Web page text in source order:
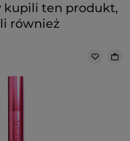
kupili ten produkt,
również